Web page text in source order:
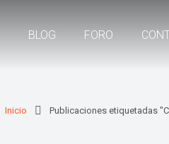
BLOG FORO
Inicio Publicaciones etiquetadas